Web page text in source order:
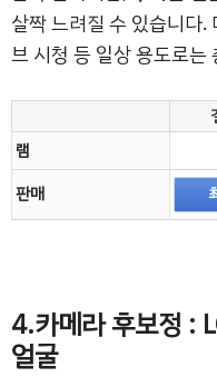
살짝 느려질 수 있습니다.
브 시청 등 일상 용도로는
램
판매
4.카메라 후보정 :
얼굴